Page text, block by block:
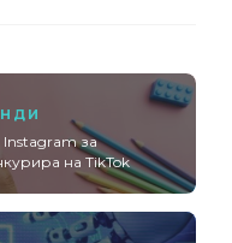
за
на TikTok